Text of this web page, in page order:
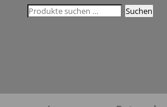
Suchen
Suchen